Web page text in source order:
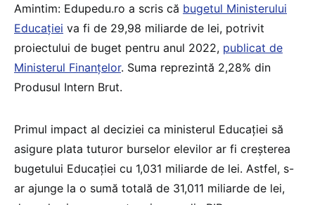
Amintim: Edupedu.ro a scris că bugetul Ministerului
Educației va fi de 29,98 miliarde de lei, potrivit
proiectului de buget pentru anul 2022, publicat de
Ministerul Finanțelor. Suma reprezintă 2,28% din
Produsul Intern Brut.
Primul impact al deciziei ca ministerul Educației să
asigure plata tuturor burselor elevilor ar fi creșterea
bugetului Educației cu 1,031 miliarde de lei. Astfel, s-
ar ajunge la o sumă totală de 31,011 miliarde de lei,